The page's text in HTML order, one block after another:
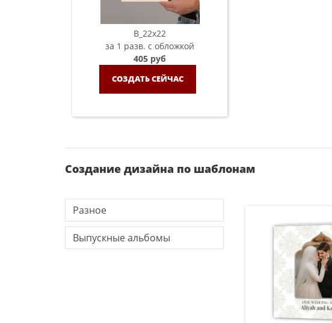
B_22х22
за 1 разв. с обложкой
405 руб
СОЗДАТЬ СЕЙЧАС
Создание дизайна по шаблонам
Разное
Выпускные альбомы